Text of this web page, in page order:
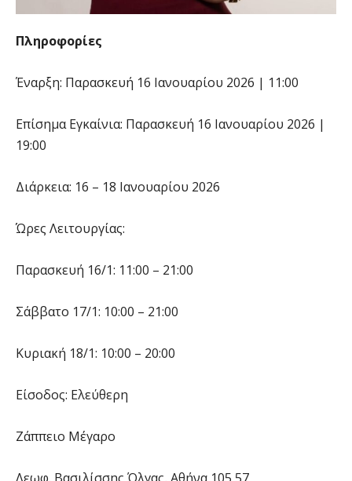
Πληροφορίες
Έναρξη: Παρασκευή 16 Ιανουαρίου 2026 | 11:00
Επίσημα Εγκαίνια: Παρασκευή 16 Ιανουαρίου 2026 |
19:00
Διάρκεια: 16 – 18 Ιανουαρίου 2026
Ώρες Λειτουργίας:
Παρασκευή 16/1: 11:00 – 21:00
Σάββατο 17/1: 10:00 – 21:00
Κυριακή 18/1: 10:00 – 20:00
Είσοδος: Ελεύθερη
Ζάππειο Μέγαρο